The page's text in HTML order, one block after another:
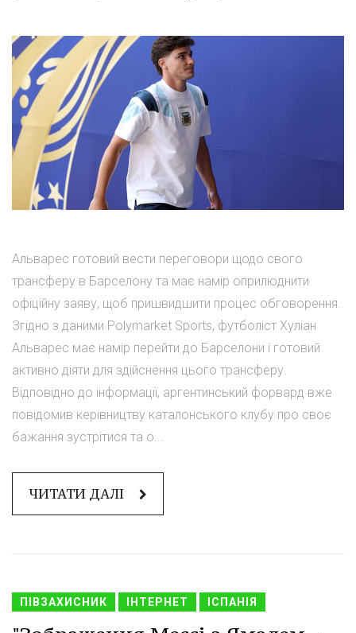
Альварес готовий вести переговори щодо свого
трансферу в Барселону та має намір оприлюднити
офіційну заяву, щоб пришвидшити процес обговорення.
Згідно з даними Polymarket Sports, футболіст Хуліан
Альварес має намір перейти до Барселони і готовий
активно діяти для здійснення цього трансферу.
Відповідно до інформації, аргентинський форвард вже
повідомив керівництву каталонського клубу про своє
бажання зустрітися та о...
ЧИТАТИ ДАЛІ
ПІВЗАХИСНИК ІНТЕРНЕТ ІСПАНІЯ